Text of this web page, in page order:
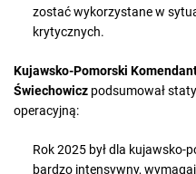
zostać wykorzystane w
krytycznych.
Kujawsko-Pomorski
Świechowicz podsumował
operacyjną:
Rok 2025 był dla kujawsko-
bardzo intensywny,